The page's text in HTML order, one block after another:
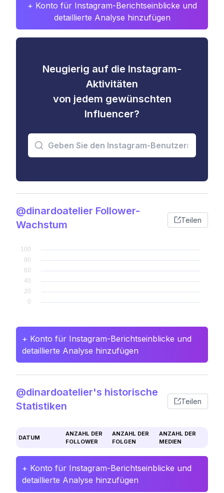
+ Konto für Instagram-Berichtseinblicke und
detaillierte Analyse hinzufügen
Neugierig auf die Instagram-
Aktivitäten
von jedem gewünschten
Influencer?
@dinardoatelier Follower-
Wachstum
Teilen
+ Konto für Instagram-Berichtseinblicke und
detaillierte Analyse hinzufügen
@dinardoatelier's historische
Statistiken
Teilen
DATUM
ANZAHL DER
FOLLOWER
ANZAHL DER
FOLGEN
ANZAHL DER
MEDIEN
+ Konto für Instagram-Berichtseinblicke und
detaillierte Analyse hinzufügen